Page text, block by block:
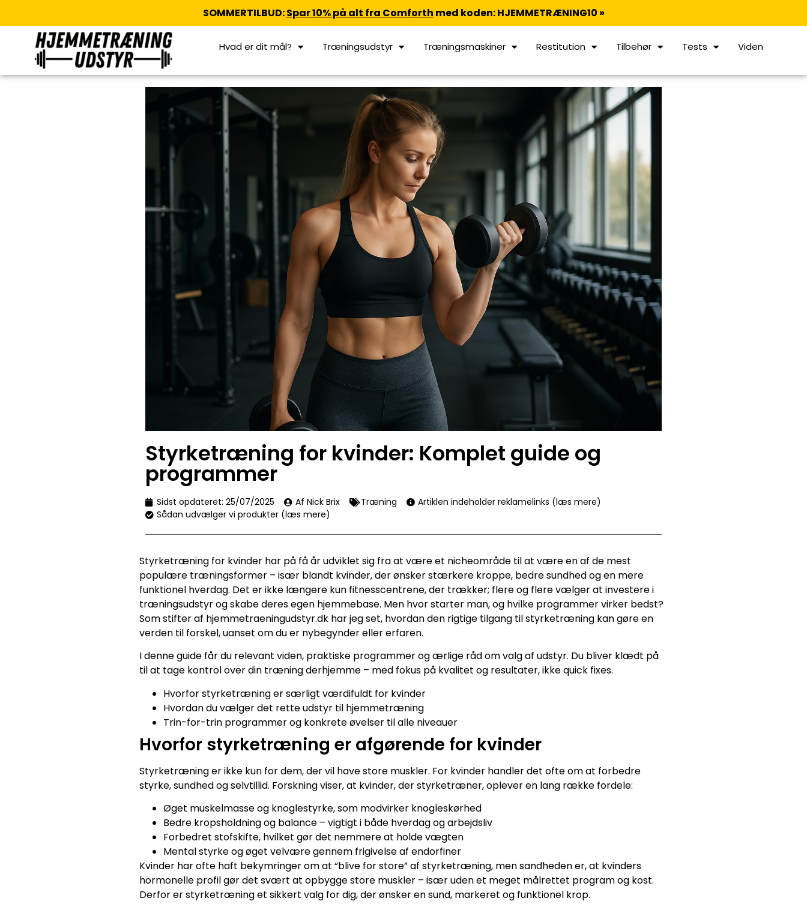
SOMMERTILBUD:Spar 10% på alt fra Comforth med koden: HJEMMETRÆNING10 »
Hvad er dit mål? Træningsudstyr Træningsmaskiner Restitution Tilbehør Tests Viden
Styrketræning for kvinder: Komplet guide og
programmer
Sidst opdateret: 25/07/2025 Af Nick Brix Træning
Artiklen indeholder reklamelinks (læs mere)
Sådan udvælger vi produkter (læs mere)
Styrketræning for kvinder har på få år udviklet sig fra at være et nicheområde til at være en af de mest
populære træningsformer – især blandt kvinder, der ønsker stærkere kroppe, bedre sundhed og en mere
funktionel hverdag. Det er ikke længere kun fitnesscentrene, der trækker; flere og flere vælger at investere i
træningsudstyr og skabe deres egen hjemmebase. Men hvor starter man, og hvilke programmer virker bedst?
Som stifter af hjemmetraeningudstyr.dk har jeg set, hvordan den rigtige tilgang til styrketræning kan gøre en
verden til forskel, uanset om du er nybegynder eller erfaren.
I denne guide får du relevant viden, praktiske programmer og ærlige råd om valg af udstyr. Du bliver klædt på
til at tage kontrol over din træning derhjemme – med fokus på kvalitet og resultater, ikke quick fixes.
Hvorfor styrketræning er særligt værdifuldt for kvinder
Hvordan du vælger det rette udstyr til hjemmetræning
Trin-for-trin programmer og konkrete øvelser til alle niveauer
Hvorfor styrketræning er afgørende for kvinder
Styrketræning er ikke kun for dem, der vil have store muskler. For kvinder handler det ofte om at forbedre
styrke, sundhed og selvtillid. Forskning viser, at kvinder, der styrketræner, oplever en lang række fordele:
Øget muskelmasse og knoglestyrke, som modvirker knogleskørhed
Bedre kropsholdning og balance – vigtigt i både hverdag og arbejdsliv
Forbedret stofskifte, hvilket gør det nemmere at holde vægten
Mental styrke og øget velvære gennem frigivelse af endorfiner
Kvinder har ofte haft bekymringer om at “blive for store” af styrketræning, men sandheden er, at kvinders
hormonelle profil gør det svært at opbygge store muskler – især uden et meget målrettet program og kost.
Derfor er styrketræning et sikkert valg for dig, der ønsker en sund, markeret og funktionel krop.